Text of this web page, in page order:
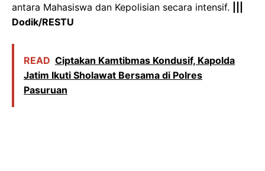
antara Mahasiswa dan Kepolisian secara intensif.
Dodik/RESTU
READ Ciptakan Kamtibmas Kondusif, Kapolda
Jatim Ikuti Sholawat Bersama di Polres
Pasuruan